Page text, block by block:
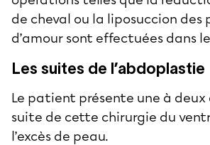
de cheval ou la liposuccion des
d’amour sont effectuées dans
Les suites de l’abdoplastie
Le patient présente une à
suite de cette chirurgie du
l’excès de peau.